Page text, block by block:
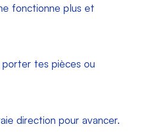
fonctionne plus et
tes pièces ou
direction pour avancer.